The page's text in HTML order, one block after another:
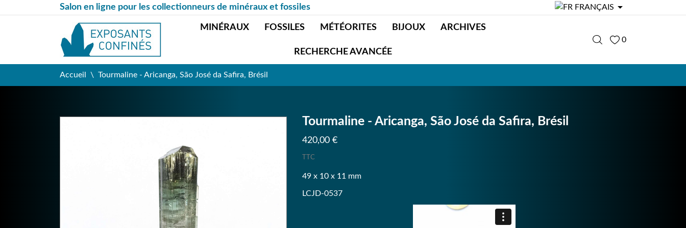
Salon en ligne pour les collectionneurs de minéraux et fossiles FRANÇAIS 
MINÉRAUX FOSSILES MÉTÉORITES BIJOUX ARCHIVES
RECHERCHE AVANCÉE
0
Accueil Tourmaline - Aricanga, São José da Safira, Brésil
Tourmaline - Aricanga, São José da Safira, Brésil
420,00 €
TTC
49 x 10 x 11 mm
LCJD-0537